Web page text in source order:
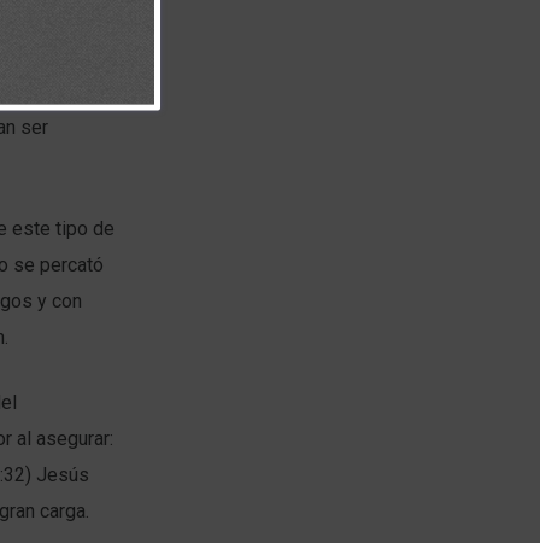
de
ser
este tipo de
se percató
y con
al asegurar:
Jesús
carga.